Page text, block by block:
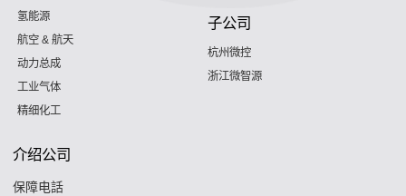
氢能源
航空 & 航天
动力总成
工业气体
精细化工
子公司
杭州微控
浙江微智源
介绍公司
保障电話